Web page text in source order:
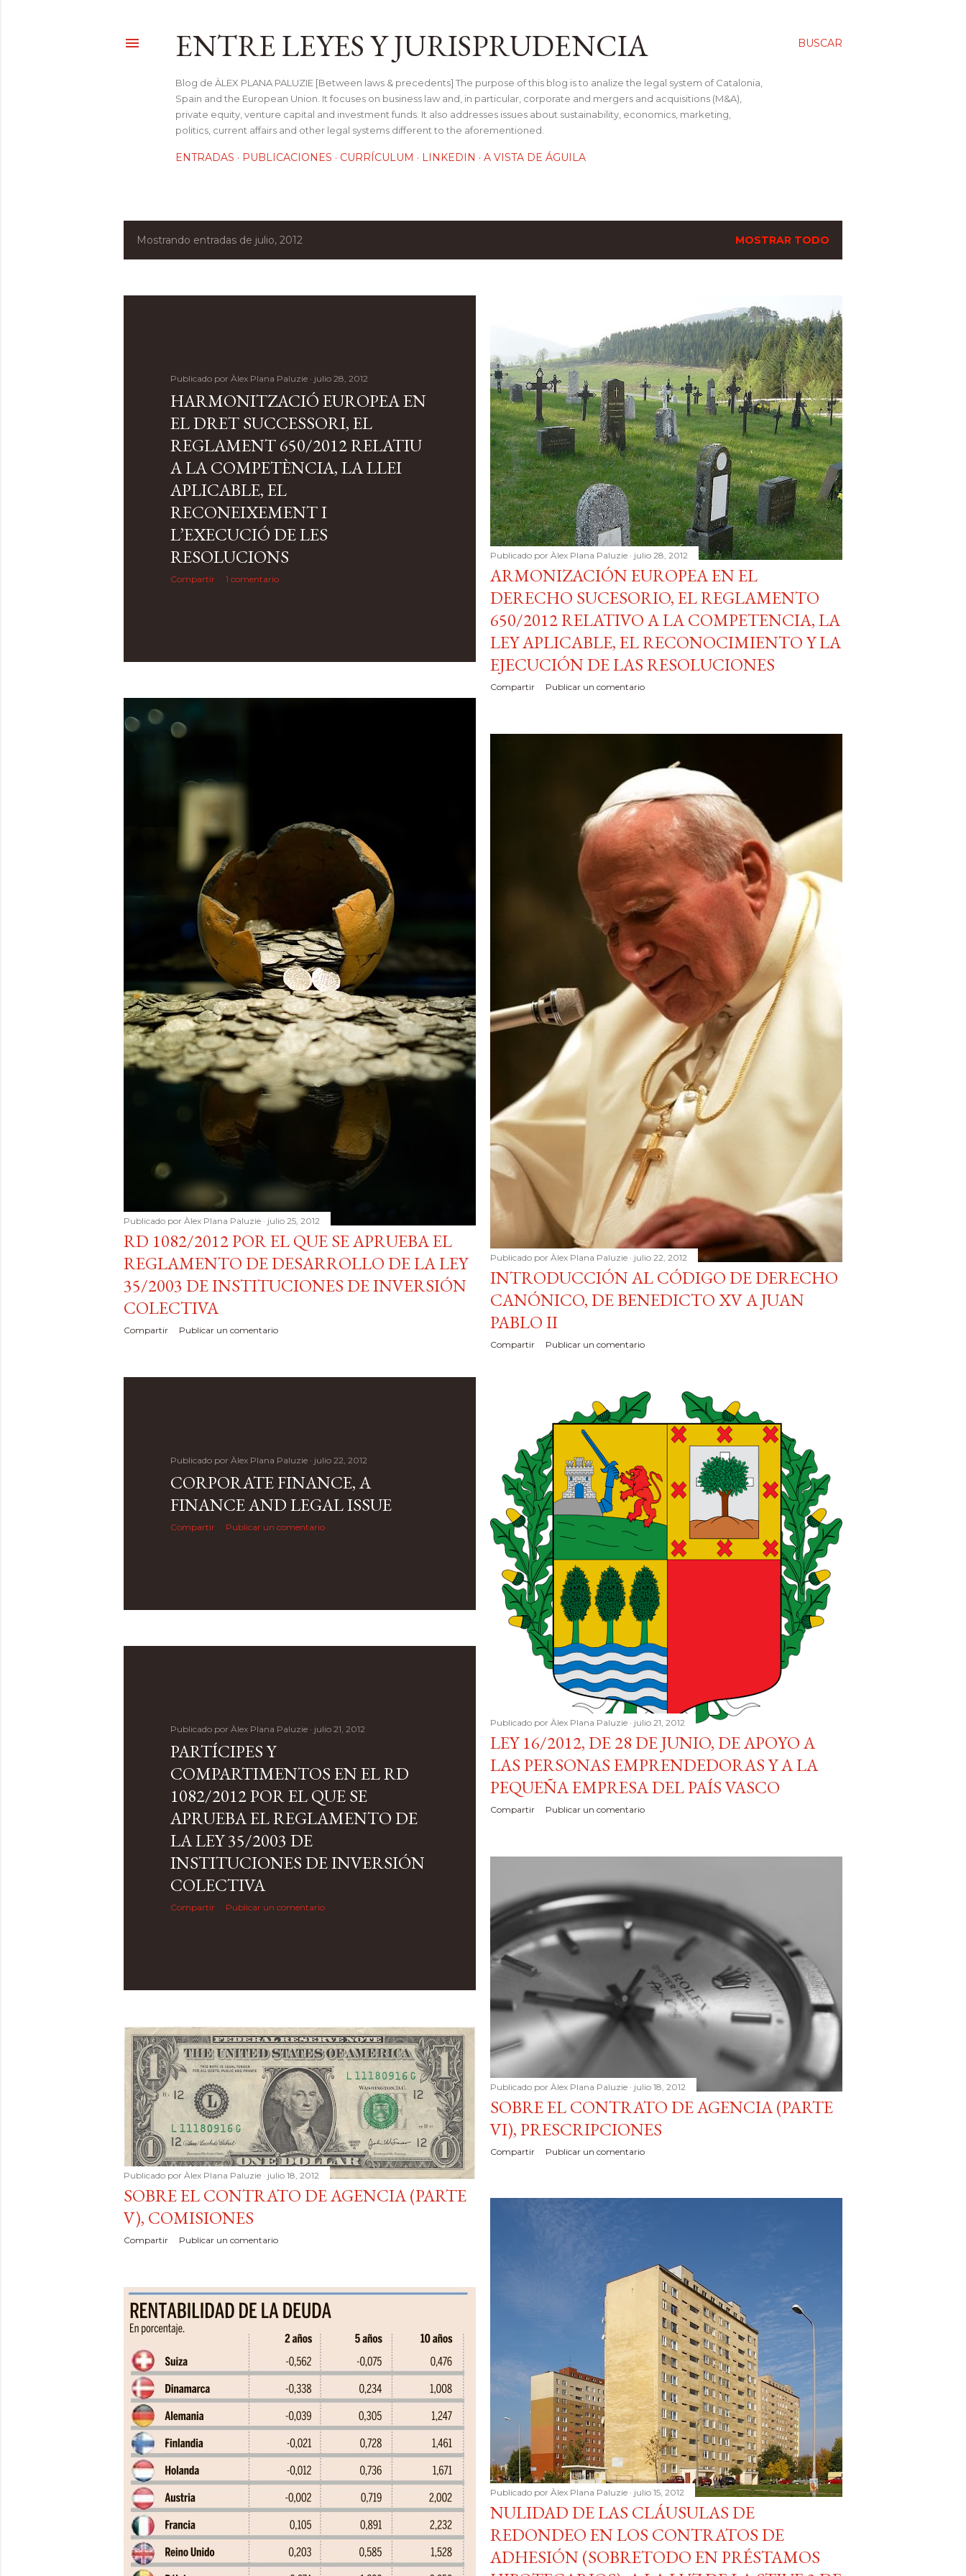
BUSCAR
ENTRE LEYES Y JURISPRUDENCIA
Blog de ÀLEX PLANA PALUZIE [Between laws & precedents] The purpose of this blog is to analize the legal system of Catalonia,
Spain and the European Union. It focuses on business law and, in particular, corporate and mergers and acquisitions (M&A),
private equity, venture capital and investment funds. It also addresses issues about sustainability, economics, marketing,
politics, current affairs and other legal systems different to the aforementioned.
ENTRADAS PUBLICACIONES CURRÍCULUM LINKEDIN A VISTA DE ÁGUILA
EMostrando entradas de julio, 2012 MOSTRAR TODO
Publicado por Àlex Plana Paluzie julio 28, 2012
HARMONITZACIÓ EUROPEA EN
EL DRET SUCCESSORI, EL
REGLAMENT 650/2012 RELATIU
A LA COMPETÈNCIA, LA LLEI
APLICABLE, EL
RECONEIXEMENT I
L’EXECUCIÓ DE LES
RESOLUCIONS
Compartir 1 comentario
Publicado por Àlex Plana Paluzie julio 28, 2012
ARMONIZACIÓN EUROPEA EN EL
DERECHO SUCESORIO, EL REGLAMENTO
650/2012 RELATIVO A LA COMPETENCIA, LA
LEY APLICABLE, EL RECONOCIMIENTO Y LA
EJECUCIÓN DE LAS RESOLUCIONES
Compartir Publicar un comentario
Publicado por Àlex Plana Paluzie julio 25, 2012
RD 1082/2012 POR EL QUE SE APRUEBA EL
REGLAMENTO DE DESARROLLO DE LA LEY
35/2003 DE INSTITUCIONES DE INVERSIÓN
COLECTIVA
Compartir Publicar un comentario
Publicado por Àlex Plana Paluzie julio 22, 2012
INTRODUCCIÓN AL CÓDIGO DE DERECHO
CANÓNICO, DE BENEDICTO XV A JUAN
PABLO II
Compartir Publicar un comentario
Publicado por Àlex Plana Paluzie julio 22, 2012
CORPORATE FINANCE, A
FINANCE AND LEGAL ISSUE
Compartir Publicar un comentario
Publicado por Àlex Plana Paluzie julio 21, 2012
LEY 16/2012, DE 28 DE JUNIO, DE APOYO A
LAS PERSONAS EMPRENDEDORAS Y A LA
PEQUEÑA EMPRESA DEL PAÍS VASCO
Compartir Publicar un comentario
Publicado por Àlex Plana Paluzie julio 21, 2012
PARTÍCIPES Y
COMPARTIMENTOS EN EL RD
1082/2012 POR EL QUE SE
APRUEBA EL REGLAMENTO DE
LA LEY 35/2003 DE
INSTITUCIONES DE INVERSIÓN
COLECTIVA
Compartir Publicar un comentario
Publicado por Àlex Plana Paluzie julio 18, 2012
SOBRE EL CONTRATO DE AGENCIA (PARTE
VI), PRESCRIPCIONES
Compartir Publicar un comentario
Publicado por Àlex Plana Paluzie julio 18, 2012
SOBRE EL CONTRATO DE AGENCIA (PARTE
V), COMISIONES
Compartir Publicar un comentario
Publicado por Àlex Plana Paluzie julio 15, 2012
NULIDAD DE LAS CLÁUSULAS DE
REDONDEO EN LOS CONTRATOS DE
ADHESIÓN (SOBRETODO EN PRÉSTAMOS